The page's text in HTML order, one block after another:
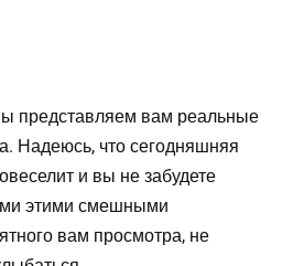
представляем вам реальные
Надеюсь, что сегодняшняя
и вы не забудете
этими смешными
вам просмотра, не